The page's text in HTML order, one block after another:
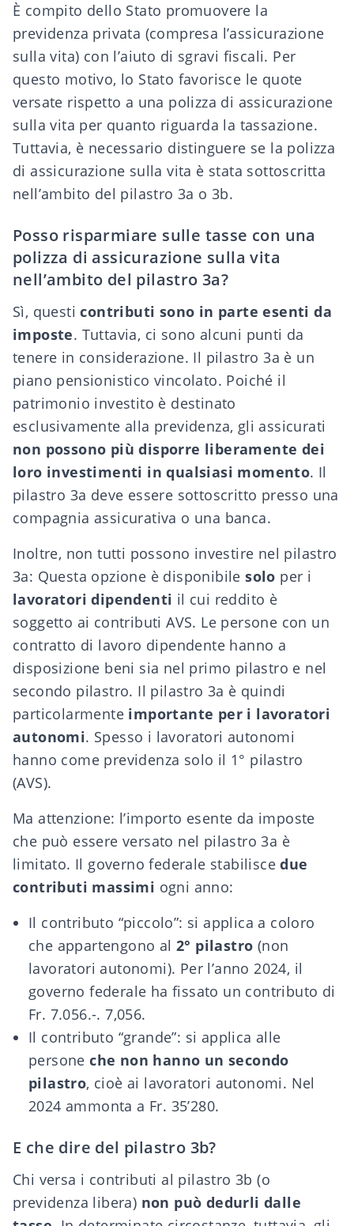
È compito dello Stato promuovere la
previdenza privata (compresa l’assicurazione
sulla vita) con l’aiuto di sgravi fiscali. Per
questo motivo, lo Stato favorisce le quote
versate rispetto a una polizza di assicurazione
sulla vita per quanto riguarda la tassazione.
Tuttavia, è necessario distinguere se la polizza
di assicurazione sulla vita è stata sottoscritta
nell’ambito del pilastro 3a o 3b.
Posso risparmiare sulle tasse con una
polizza di assicurazione sulla vita
nell’ambito del pilastro 3a?
Sì, questicontributi sono in parte esenti da
imposte. Tuttavia, ci sono alcuni punti da
tenere in considerazione. Il pilastro 3a è un
piano pensionistico vincolato. Poiché il
patrimonio investito è destinato
esclusivamente alla previdenza, gli assicurati
non possono più disporre liberamente dei
loro investimenti in qualsiasi momento. Il
pilastro 3a deve essere sottoscritto presso una
compagnia assicurativa o una banca.
Inoltre, non tutti possono investire nel pilastro
3a: Questa opzione è disponibilesolo per i
lavoratori dipendenti il cui reddito è
soggetto ai contributi AVS. Le persone con un
contratto di lavoro dipendente hanno a
disposizione beni sia nel primo pilastro e nel
secondo pilastro. Il pilastro 3a è quindi
particolarmente importante per i lavoratori
autonomi. Spesso i lavoratori autonomi
hanno come previdenza solo il 1° pilastro
(AVS).
Ma attenzione: l’importo esente da imposte
che può essere versato nel pilastro 3a è
limitato. Il governo federale stabiliscedue
contributi massimi ogni anno:
Il contributo “piccolo”: si applica a coloro
che appartengono al 2° pilastro (non
lavoratori autonomi). Per l’anno 2024, il
governo federale ha fissato un contributo di
Fr. 7.056.-. 7,056.
Il contributo “grande”: si applica alle
personeche non hanno un secondo
pilastro, cioè ai lavoratori autonomi. Nel
2024 ammonta a Fr. 35’280.
E che dire del pilastro 3b?
Chi versa i contributi al pilastro 3b (o
previdenza libera) non può dedurli dalle